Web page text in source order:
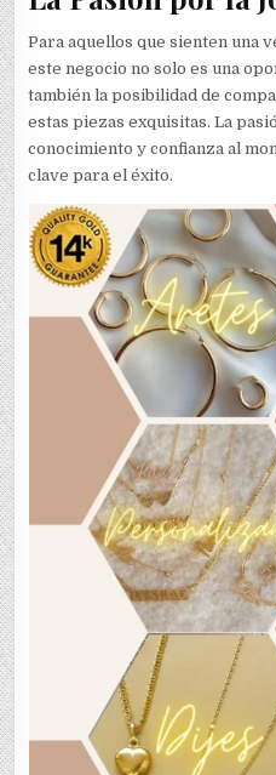
Para aquellos que sienten una
este negocio no solo es una
también la posibilidad de
estas piezas exquisitas. La
conocimiento y confianza al
clave para el éxito.